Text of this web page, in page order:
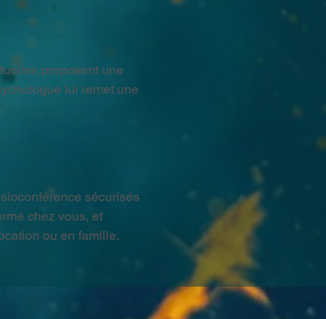
proposent une
lui remet une
sécurisés
chez vous, et
ou en famille.